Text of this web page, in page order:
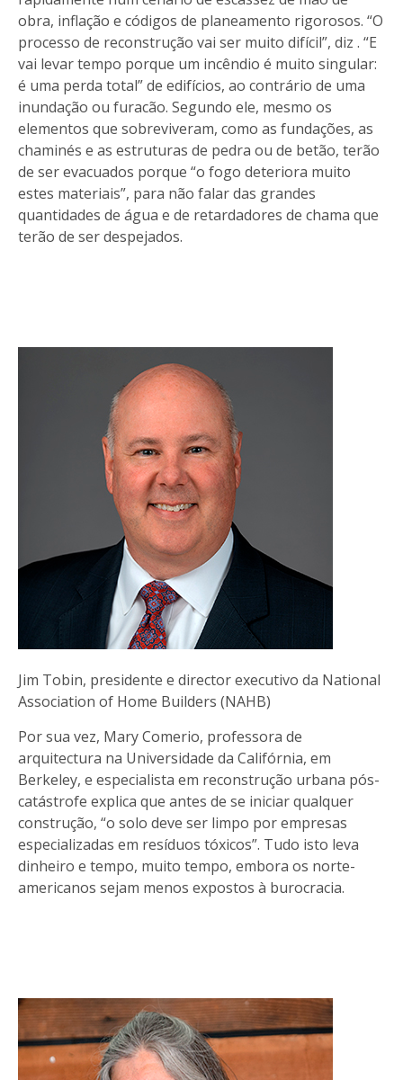
obra, inflação e códigos de planeamento rigorosos. “O
processo de reconstrução vai ser muito difícil”, diz . “E
vai levar tempo porque um incêndio é muito singular:
é uma perda total” de edifícios, ao contrário de uma
inundação ou furacão. Segundo ele, mesmo os
elementos que sobreviveram, como as fundações, as
chaminés e as estruturas de pedra ou de betão, terão
de ser evacuados porque “o fogo deteriora muito
estes materiais”, para não falar das grandes
quantidades de água e de retardadores de chama que
terão de ser despejados.
Jim Tobin, presidente e director executivo da National
Association of Home Builders (NAHB)
Por sua vez, Mary Comerio, professora de
arquitectura na Universidade da Califórnia, em
Berkeley, e especialista em reconstrução urbana pós-
catástrofe explica que antes de se iniciar qualquer
construção, “o solo deve ser limpo por empresas
especializadas em resíduos tóxicos”. Tudo isto leva
dinheiro e tempo, muito tempo, embora os norte-
americanos sejam menos expostos à burocracia.